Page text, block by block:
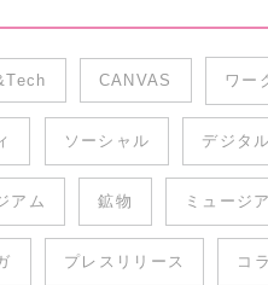
CANVAS ワー
ソーシャル デジタ
アム 鉱物 ミュージ
プレスリリース コ